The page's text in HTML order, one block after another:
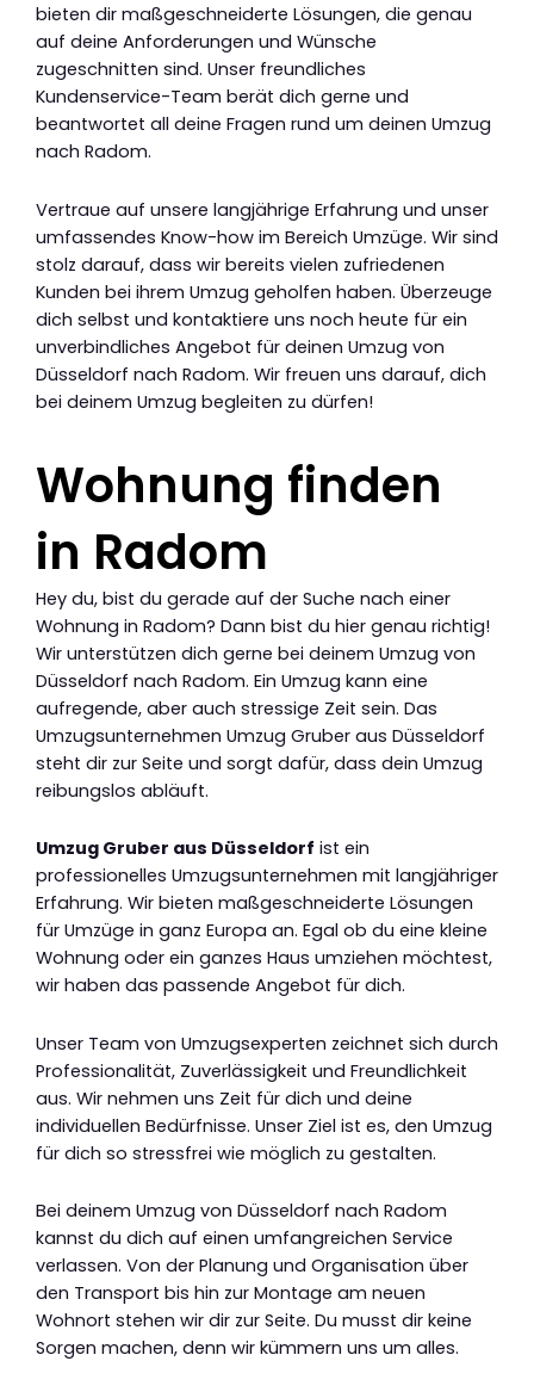
bieten dir maßgeschneiderte Lösungen, die genau
auf deine Anforderungen und Wünsche
zugeschnitten sind. Unser freundliches
Kundenservice-Team berät dich gerne und
beantwortet all deine Fragen rund um deinen Umzug
nach Radom.
Vertraue auf unsere langjährige Erfahrung und unser
umfassendes Know-how im Bereich Umzüge. Wir sind
stolz darauf, dass wir bereits vielen zufriedenen
Kunden bei ihrem Umzug geholfen haben. Überzeuge
dich selbst und kontaktiere uns noch heute für ein
unverbindliches Angebot für deinen Umzug von
Düsseldorf nach Radom. Wir freuen uns darauf, dich
bei deinem Umzug begleiten zu dürfen!
Wohnung finden
in Radom
Hey du, bist du gerade auf der Suche nach einer
Wohnung in Radom? Dann bist du hier genau richtig!
Wir unterstützen dich gerne bei deinem Umzug von
Düsseldorf nach Radom. Ein Umzug kann eine
aufregende, aber auch stressige Zeit sein. Das
Umzugsunternehmen Umzug Gruber aus Düsseldorf
steht dir zur Seite und sorgt dafür, dass dein Umzug
reibungslos abläuft.
Umzug Gruber aus Düsseldorf ist ein
professionelles Umzugsunternehmen mit langjähriger
Erfahrung. Wir bieten maßgeschneiderte Lösungen
für Umzüge in ganz Europa an. Egal ob du eine kleine
Wohnung oder ein ganzes Haus umziehen möchtest,
wir haben das passende Angebot für dich.
Unser Team von Umzugsexperten zeichnet sich durch
Professionalität, Zuverlässigkeit und Freundlichkeit
aus. Wir nehmen uns Zeit für dich und deine
individuellen Bedürfnisse. Unser Ziel ist es, den Umzug
für dich so stressfrei wie möglich zu gestalten.
Bei deinem Umzug von Düsseldorf nach Radom
kannst du dich auf einen umfangreichen Service
verlassen. Von der Planung und Organisation über
den Transport bis hin zur Montage am neuen
Wohnort stehen wir dir zur Seite. Du musst dir keine
Sorgen machen, denn wir kümmern uns um alles.